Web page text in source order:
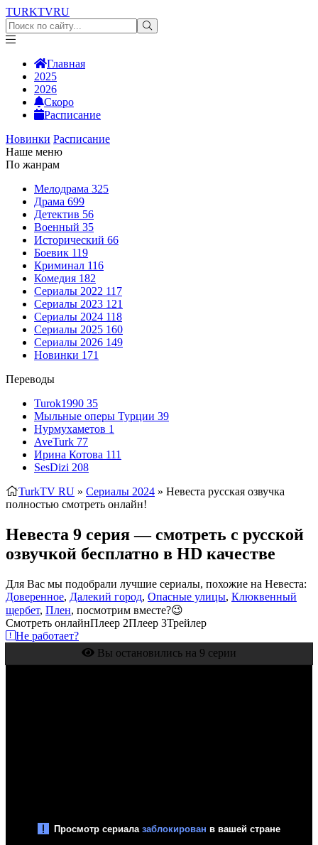
TURKTVRU
Главная
2025
2026
Скоро
Расписание
Новинки Расписание
Наше меню
По жанрам
Мелодрама 325
Драма 699
Детектив 56
Военный 35
Исторический 66
Боевик 119
Криминал 116
Комедия 182
Сериалы 2022 117
Сериалы 2023 121
Сериалы 2024 118
Сериалы 2025 160
Сериалы 2026 149
Новинки 171
Переводы
Turok1990 35
Мыльные оперы Турции 39
Нурмухаметов 1
AveTurk 77
Ирина Котова 111
SesDizi 208
TurkTV RU » Сериалы 2024 » Невеста русская озвучка
полностью смотреть онлайн!
Невеста 9 серия — смотреть с русской
озвучкой бесплатно в HD качестве
Для Вас мы подобрали лучшие сериалы, похожие на Невеста:
Доверенное, Далекий город, Опасные улицы, Клюквенный
щербет, Плен, посмотрим вместе?😉
Смотреть онлайнПлеер 2Плеер 3Трейлер
Не работает?
Вы остановились на 9 серии